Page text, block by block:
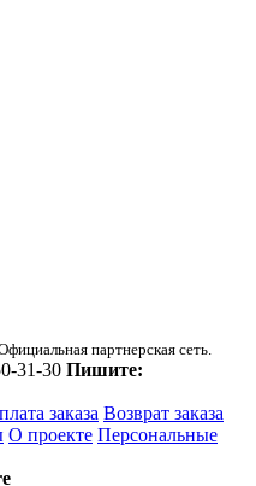
партнерская сеть.
31-30 Пишите:
заказа Возврат заказа
О проекте Персональные